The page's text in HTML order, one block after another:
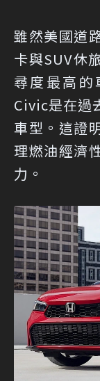
雖然美國道
卡與SUV休
尋度最高的
Civic是在過
車型。這證
理燃油經濟
力。